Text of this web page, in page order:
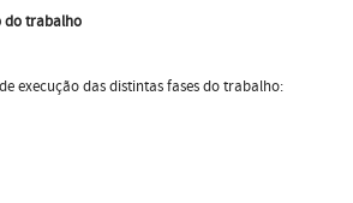
do trabalho
das distintas fases do trabalho: